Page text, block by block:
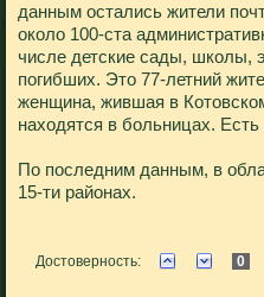
данным остались жители
около 100-ста
числе детские сады, школы,
погибших. Это 77-летний
женщина, жившая в
находятся в больницах.
По последним данным, в
15-ти районах.
Достоверность: 0